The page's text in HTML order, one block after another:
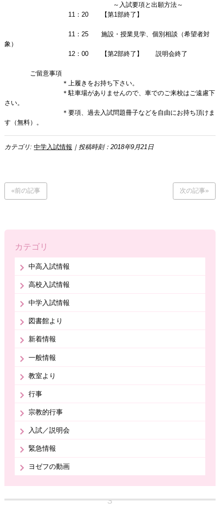
～入試要項と出願方法～
11：20 【第1部終了】
11：25 施設・授業見学、個別相談（希望者対
象）
12：00 【第2部終了】 説明会終了
ご留意事項
＊上履きをお持ち下さい。
＊駐車場がありませんので、車でのご来校はご遠慮下
さい。
＊要項、過去入試問題冊子などを自由にお持ち頂けま
す（無料）。
カテゴリ: 中学入試情報 ｜投稿時刻：2018年9月21日
«前の記事 次の記事»
カテゴリ
中高入試情報
高校入試情報
中学入試情報
図書館より
新着情報
一般情報
教室より
行事
宗教的行事
入試／説明会
緊急情報
ヨゼフの動画